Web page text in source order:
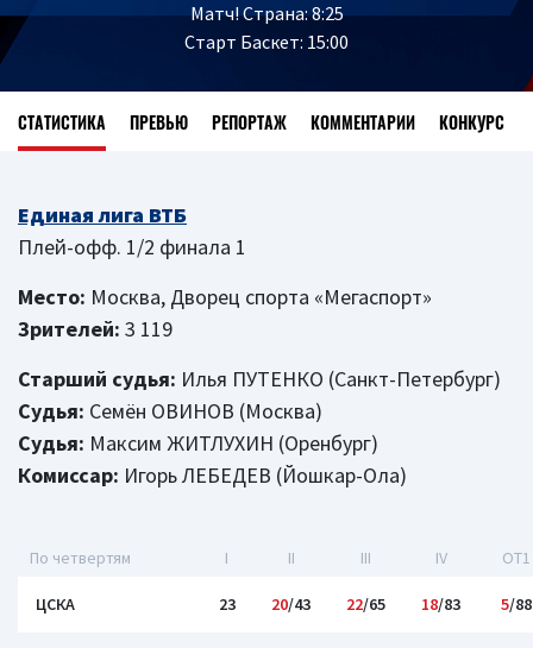
Матч! Страна: 8:25
Старт Баскет: 15:00
СТАТИСТИКА ПРЕВЬЮ РЕПОРТАЖ КОММЕНТАРИИ КОНКУРС
Единая лига ВТБ
Плей-офф. 1/2 финала 1
Место: Москва, Дворец спорта «Мегаспорт»
Зрителей: 3 119
Старший судья: Илья ПУТЕНКО (Санкт-Петербург)
Судья: Семён ОВИНОВ (Москва)
Судья: Максим ЖИТЛУХИН (Оренбург)
Комиссар: Игорь ЛЕБЕДЕВ (Йошкар-Ола)
По четвертям I II III IV OT1
ЦСКА 23 20/43 22/65 18/83 5/88